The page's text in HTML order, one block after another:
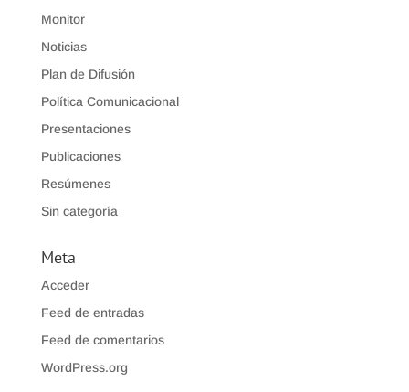
Monitor
Noticias
Plan de Difusión
Política Comunicacional
Presentaciones
Publicaciones
Resúmenes
Sin categoría
Meta
Acceder
Feed de entradas
Feed de comentarios
WordPress.org